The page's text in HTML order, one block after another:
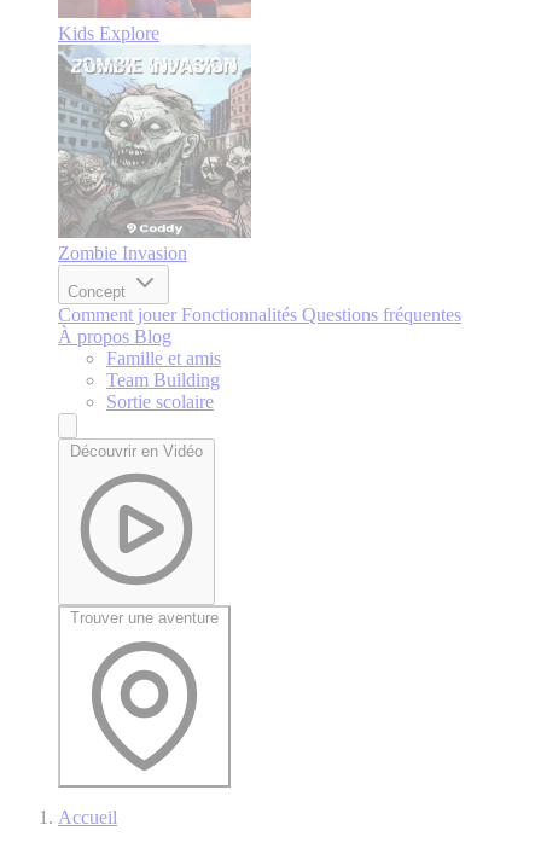
Kids Explore
Zombie Invasion
Concept
Comment jouer Fonctionnalités Questions fréquentes
À propos Blog
Famille et amis
Team Building
Sortie scolaire
Découvrir en Vidéo
Trouver une aventure
Accueil